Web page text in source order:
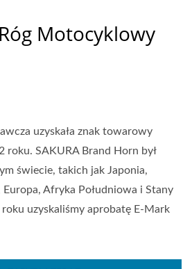
Motocyklowy
uzyskała znak towarowy
roku. SAKURA Brand Horn był
świecie, takich jak Japonia,
Europa, Afryka Południowa i Stany
uzyskaliśmy aprobatę E-Mark